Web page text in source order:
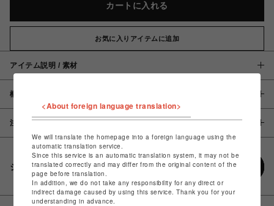
カートに入れる
お気に入りアイテムに追加
アイテム説明 / 素材
概要
注意事項
シェアする
<About foreign language translation>
We will translate the homepage into a foreign language using the
automatic translation service.
Since this service is an automatic translation system, it may not be
translated correctly and may differ from the original content of the
page before translation.
In addition, we do not take any responsibility for any direct or
indirect damage caused by using this service. Thank you for your
understanding in advance.